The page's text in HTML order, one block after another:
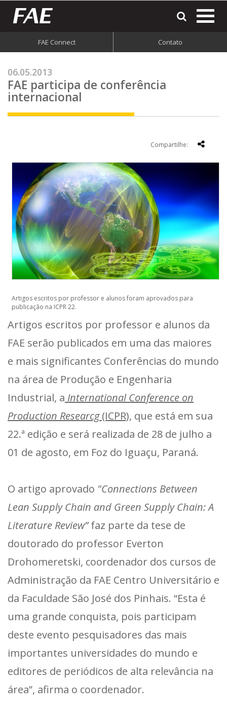
FAE Connect Contato
06.05.2013
FAE participa de conferência
internacional
Compartilhe:
Artigos escritos por professor e alunos foram aprovados para
publicação na ICPR 22.
Artigos escritos por professor e alunos da
FAE serão publicados em uma das maiores
e mais significantes Conferências do mundo
na área de Produção e Engenharia
Industrial, a International Conference on
Production Researcg(ICPR), que está em sua
22.ª edição e será realizada de 28 de julho a
01 de agosto, em Foz do Iguaçu, Paraná.
O artigo aprovado "Connections Between
Lean Supply Chain and Green Supply Chain: A
Literature Review”faz parte da tese de
doutorado do professor Everton
Drohomeretski, coordenador dos cursos de
Administração da FAE Centro Universitário e
da Faculdade São José dos Pinhais. “Esta é
uma grande conquista, pois participam
deste evento pesquisadores das mais
importantes universidades do mundo e
editores de periódicos de alta relevância na
área”, afirma o coordenador.